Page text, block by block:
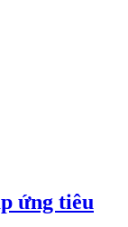
ứng tiêu